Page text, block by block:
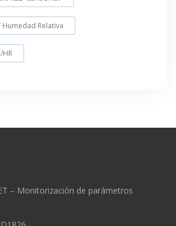
Relativa
HR
– Monitorización de parámetros